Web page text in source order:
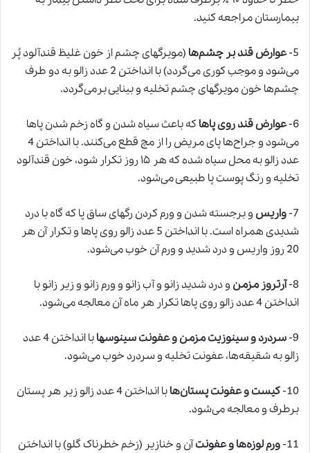
بیمارستان مراجعه کنید.
5- عوارض قند بر چشم‌ها (مویرگهای چشم از خون غلیظ قندآلود پُر
می‌شود و موجب کوری می‌گردد) با انداختن 2 عدد
زالوبه دو طرف
چشم‌ها خون مویرگهای چشم تخلیه و بینایی برمی‌گردد.
6- عوارض قند روی پاها که باعث سیاه شدن و گاه زخم شدن پاها
می‌شود و جراح‌ها پای مریض را از مچ قطع می‌کنند. با انداختن 4
عدد زالو به محل سیاه شده که هر ۱۵ روز تکرار شود، خون قندآلود
تخلیه و رنگ پوست پا طبیعی می‌شود.
7- واریس و برجسته شدن و ورم کردن رگهای ساق پا که گاه با درد
شدیدی همراه است. با انداختن 5 عدد زالو روی پاها و تکرار آن هر
20 روز واریس و درد شدید و ورم آن خوب می‌شود.
8- آرتروز مزمن و درد شدید زانو و آب زانو و ورم زانو و زیر زانو با
انداختن 4 عدد
زالوروی پاها تکرار هر ماه آن معالجه می‌شود.
9- سردرد و سینوزیت مزمن و عفونت سینوسها
با انداختن 4 عدد
زالو به شقیقه‌ها، عفونت تخلیه و سردرد خوب می‌شود.
10- کیست و عفونت پستان‌ها
با انداختن 4 عدد زالو زیر هر پستان
برطرف و معالجه می‌شود.
11- ورم لوزه‌ها و عفونتآن و خنازیر (زخم خطرناک گلو) با انداختن